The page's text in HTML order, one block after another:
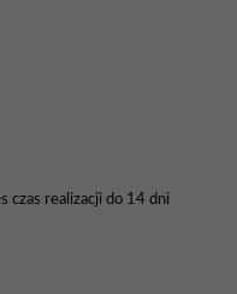
czas realizacji do 14 dni